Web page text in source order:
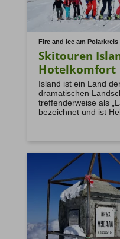
Fire and Ice am Polarkreis
Skitouren
Hotelkomfort
Island ist ein Land
dramatischen
treffenderweise als
bezeichnet und ist